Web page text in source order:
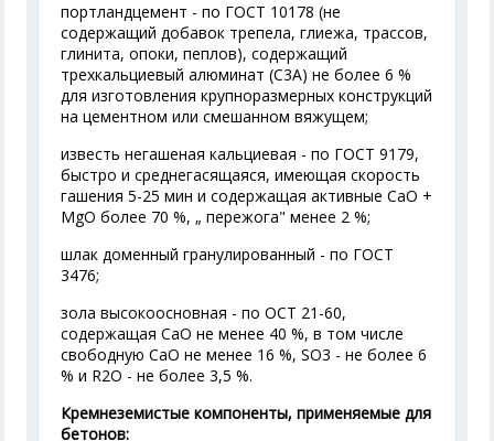
портландцемент - по ГОСТ 10178 (не
содержащий добавок трепела, глиежа, трассов,
глинита, опоки, пеплов), содержащий
трехкальциевый алюминат (С3А) не более 6 %
для изготовления крупноразмерных конструкций
на цементном или смешанном вяжущем;
известь негашеная кальциевая - по ГОСТ 9179,
быстро и среднегасящаяся, имеющая скорость
гашения 5-25 мин и содержащая активные СаО +
MgO более 70 %, „ пережога" менее 2 %;
шлак доменный гранулированный - по ГОСТ
3476;
зола высокоосновная - по ОСТ 21-60,
содержащая СаО не менее 40 %, в том числе
свободную СаО не менее 16 %, SO3 - не более 6
% и R2О - не более 3,5 %.
Кремнеземистые компоненты, применяемые для
бетонов: